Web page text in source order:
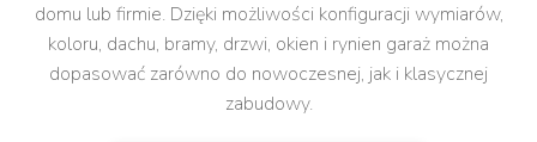
domu lub firmie. Dzięki możliwości konfiguracji wymiarów,
koloru, dachu, bramy, drzwi, okien i rynien garaż można
dopasować zarówno do nowoczesnej, jak i klasycznej
zabudowy.